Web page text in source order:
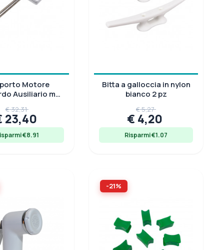
Motore
Ausiliario max
€ 32,31
23,40
€8.91
Bitta a galloccia in nylon
bianco 2 pz
€ 5,27
€ 4,20
Risparmi €1.07
-21%